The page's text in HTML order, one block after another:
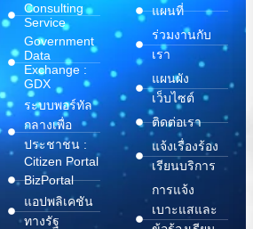
Consulting
Service
Government
Data
Exchange :
GDX
ระบบพอร์ทัล
กลางเพื่อ
ประชาชน :
Citizen Portal
BizPortal
แอปพลิเคชัน
ทางรัฐ
แผนที่
ร่วมงานกับ
เรา
แผนผัง
เว็บไซต์
ติดต่อเรา
แจ้งเรื่องร้อง
เรียนบริการ
การแจ้ง
เบาะแสและ